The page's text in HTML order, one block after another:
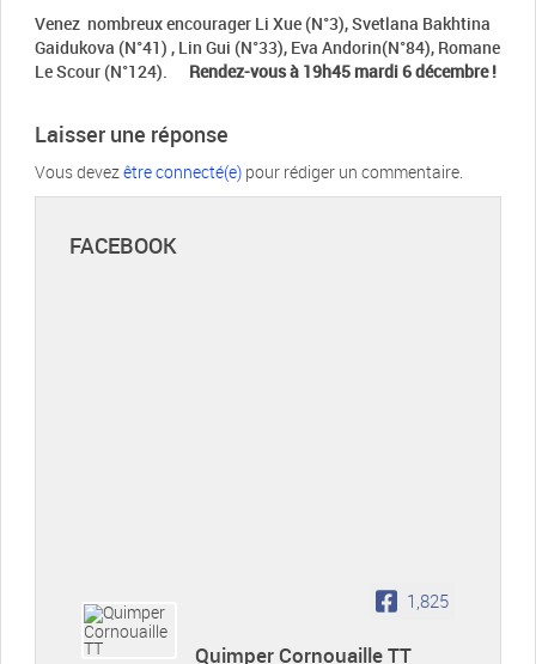
Venez nombreux encourager Li Xue (N°3), Svetlana Bakhtina
Gaidukova (N°41) , Lin Gui (N°33), Eva Andorin(N°84), Romane
Le Scour (N°124).
Rendez-vous à 19h45 mardi 6 décembre !
Laisser une réponse
Vous devezêtre connecté(e) pour rédiger un commentaire.
FACEBOOK
1,825
Quimper Cornouaille TT